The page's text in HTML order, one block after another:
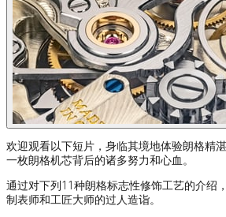
欢迎观看以下短片，身临其境地体验朗格精
一枚朗格机芯背后的诸多努力和心血。
通过对下列11种朗格标志性修饰工艺的介绍
制表师和工匠大师的过人造诣。